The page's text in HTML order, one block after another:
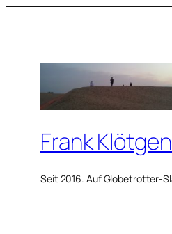
Frank
Seit 2016. Auf Globetrotter-